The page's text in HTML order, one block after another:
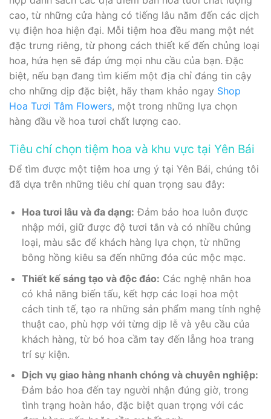
cao, từ những cửa hàng có tiếng lâu năm đến các dịch
vụ điện hoa hiện đại. Mỗi tiệm hoa đều mang một nét
đặc trưng riêng, từ phong cách thiết kế đến chủng loại
hoa, hứa hẹn sẽ đáp ứng mọi nhu cầu của bạn. Đặc
biệt, nếu bạn đang tìm kiếm một địa chỉ đáng tin cậy
cho những dịp đặc biệt, hãy tham khảo ngay Shop
Hoa Tươi Tâm Flowers, một trong những lựa chọn
hàng đầu về hoa tươi chất lượng cao.
Tiêu chí chọn tiệm hoa và khu vực tại Yên Bái
Để tìm được một tiệm hoa ưng ý tại Yên Bái, chúng tôi
đã dựa trên những tiêu chí quan trọng sau đây:
Hoa tươi lâu và đa dạng: Đảm bảo hoa luôn được
nhập mới, giữ được độ tươi tắn và có nhiều chủng
loại, màu sắc để khách hàng lựa chọn, từ những
bông hồng kiêu sa đến những đóa cúc mộc mạc.
Thiết kế sáng tạo và độc đáo: Các nghệ nhân hoa
có khả năng biến tấu, kết hợp các loại hoa một
cách tinh tế, tạo ra những sản phẩm mang tính nghệ
thuật cao, phù hợp với từng dịp lễ và yêu cầu của
khách hàng, từ bó hoa cầm tay đến lẵng hoa trang
trí sự kiện.
Dịch vụ giao hàng nhanh chóng và chuyên nghiệp:
Đảm bảo hoa đến tay người nhận đúng giờ, trong
tình trạng hoàn hảo, đặc biệt quan trọng với các